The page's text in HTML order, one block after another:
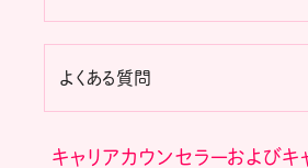
よくある質問
キャリアカウンセラーおよびキ